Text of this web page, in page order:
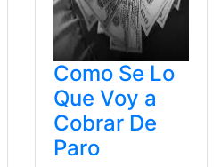
Como Se Lo
Que Voy a
Cobrar De
Paro